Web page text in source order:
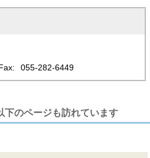
055-282-6449
下のページも訪れています